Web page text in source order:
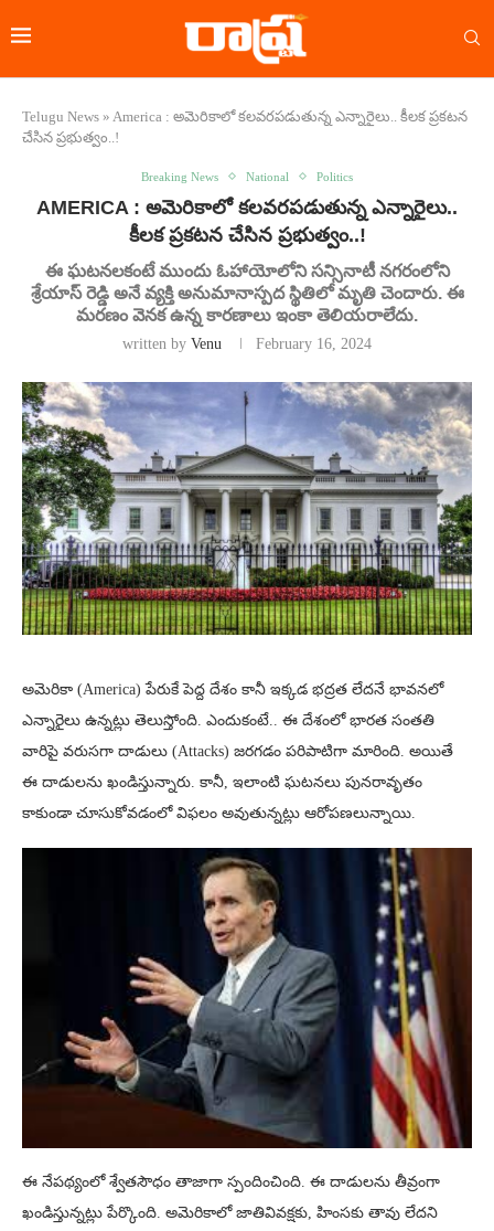
Telugu News » America : అమెరికాలో కలవరపడుతున్న ఎన్నారైలు.. కీలక ప్రకటన
చేసిన ప్రభుత్వం..!
Breaking News National Politics
AMERICA : అమెరికాలో కలవరపడుతున్న ఎన్నారైలు..
కీలక ప్రకటన చేసిన ప్రభుత్వం..!
ఈ ఘటనలకంటే ముందు ఓహాయోలోని సన్సినాటీ నగరంలోని
శ్రేయాస్ రెడ్డి అనే వ్యక్తి అనుమానాస్పద స్థితిలో మృతి చెందారు. ఈ
మరణం వెనక ఉన్న కారణాలు ఇంకా తెలియరాలేదు.
written by Venu February 16, 2024
అమెరికా (America) పేరుకే పెద్ద దేశం కానీ ఇక్కడ భద్రత లేదనే భావనలో
ఎన్నారైలు ఉన్నట్లు తెలుస్తోంది. ఎందుకంటే.. ఈ దేశంలో భారత సంతతి
వారిపై వరుసగా దాడులు (Attacks) జరగడం పరిపాటిగా మారింది. అయితే
ఈ దాడులను ఖండిస్తున్నారు. కానీ, ఇలాంటి ఘటనలు పునరావృతం
కాకుండా చూసుకోవడంలో విఫలం అవుతున్నట్లు ఆరోపణలున్నాయి.
ఈ నేపథ్యంలో శ్వేతసౌధం తాజాగా స్పందించింది. ఈ దాడులను తీవ్రంగా
ఖండిస్తున్నట్లు పేర్కొంది. అమెరికాలో జాతివివక్షకు, హింసకు తావు లేదని